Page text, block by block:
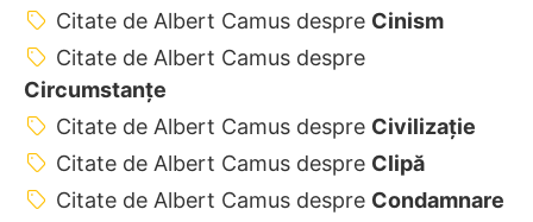
Citate de Albert Camus despre Cinism
Citate de Albert Camus despre
Circumstanțe
Citate de Albert Camus despre Civilizație
Citate de Albert Camus despre Clipă
Citate de Albert Camus despre Condamnare